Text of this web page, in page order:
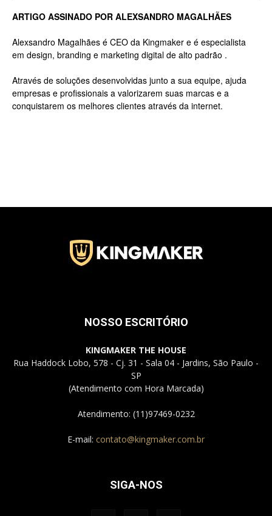
Luxo
ARTIGO ASSINADO POR ALEXSANDRO MAGALHÃES
Alexsandro Magalhães é CEO da Kingmaker e é especialista
em design, branding e marketing digital de alto padrão .
Através de soluções desenvolvidas junto a sua equipe, ajuda
empresas e profissionais a valorizarem suas marcas e a
conquistarem os melhores clientes através da internet.
NOSSO ESCRITÓRIO
KINGMAKER THE HOUSE
Rua Haddock Lobo, 578 - Cj. 31 - Sala 04 - Jardins, São Paulo -
SP
(Atendimento com Hora Marcada)
Atendimento: (11)97469-0232
E-mail: contato@kingmaker.com.br
SIGA-NOS